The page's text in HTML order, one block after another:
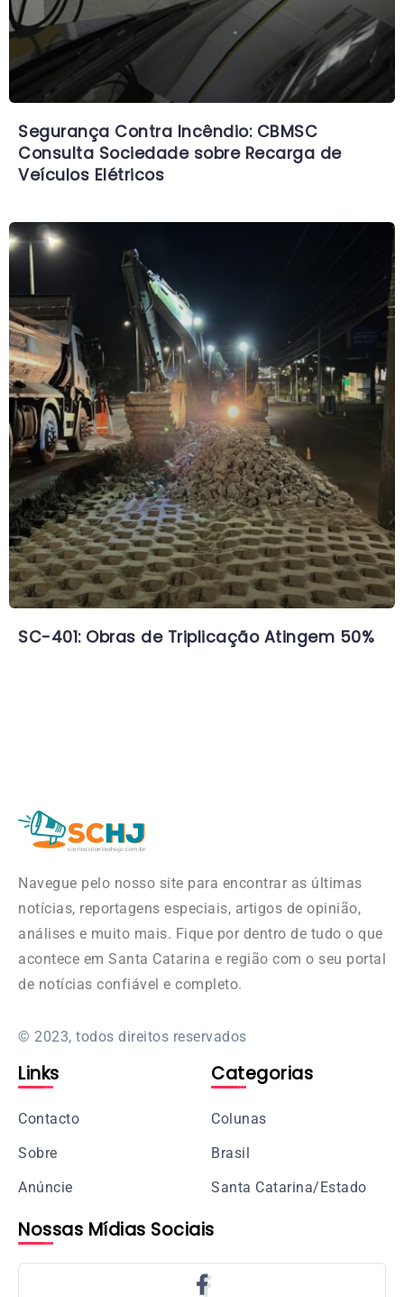
Segurança Contra Incêndio: CBMSC
Consulta Sociedade sobre Recarga de
Veículos Elétricos
SC-401: Obras de Triplicação Atingem 50%
Navegue pelo nosso site para encontrar as últimas
notícias, reportagens especiais, artigos de opinião,
análises e muito mais. Fique por dentro de tudo o que
acontece em Santa Catarina e região com o seu portal
de notícias confiável e completo.
© 2023, todos direitos reservados
Links
Contacto
Sobre
Anúncie
Categorias
Colunas
Brasil
Santa Catarina/Estado
Nossas Mídias Sociais